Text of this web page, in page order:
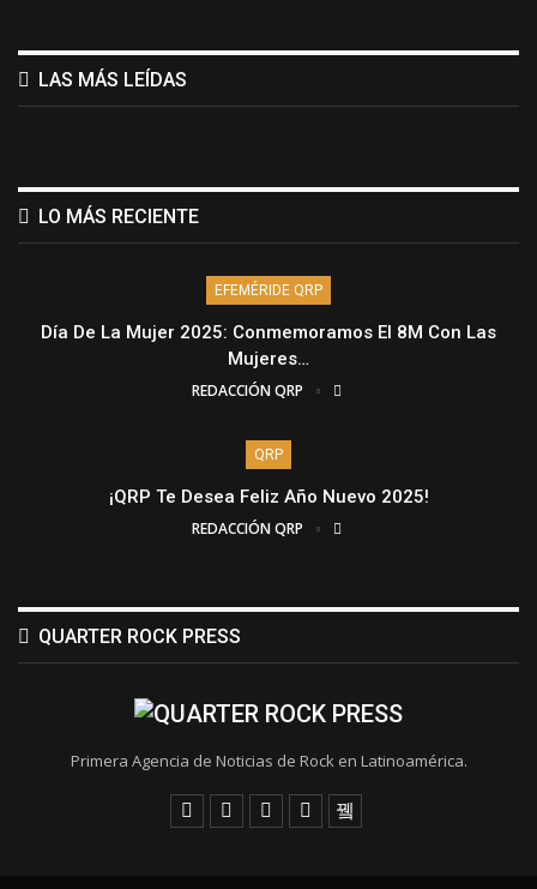
LAS MÁS LEÍDAS
LO MÁS RECIENTE
EFEMÉRIDE QRP
Día De La Mujer 2025: Conmemoramos El 8M Con Las
Mujeres…
REDACCIÓN QRP
QRP
¡QRP Te Desea Feliz Año Nuevo 2025!
REDACCIÓN QRP
QUARTER ROCK PRESS
Primera Agencia de Noticias de Rock en Latinoamérica.